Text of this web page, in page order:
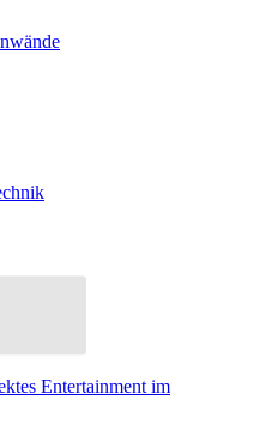
Entertainment im